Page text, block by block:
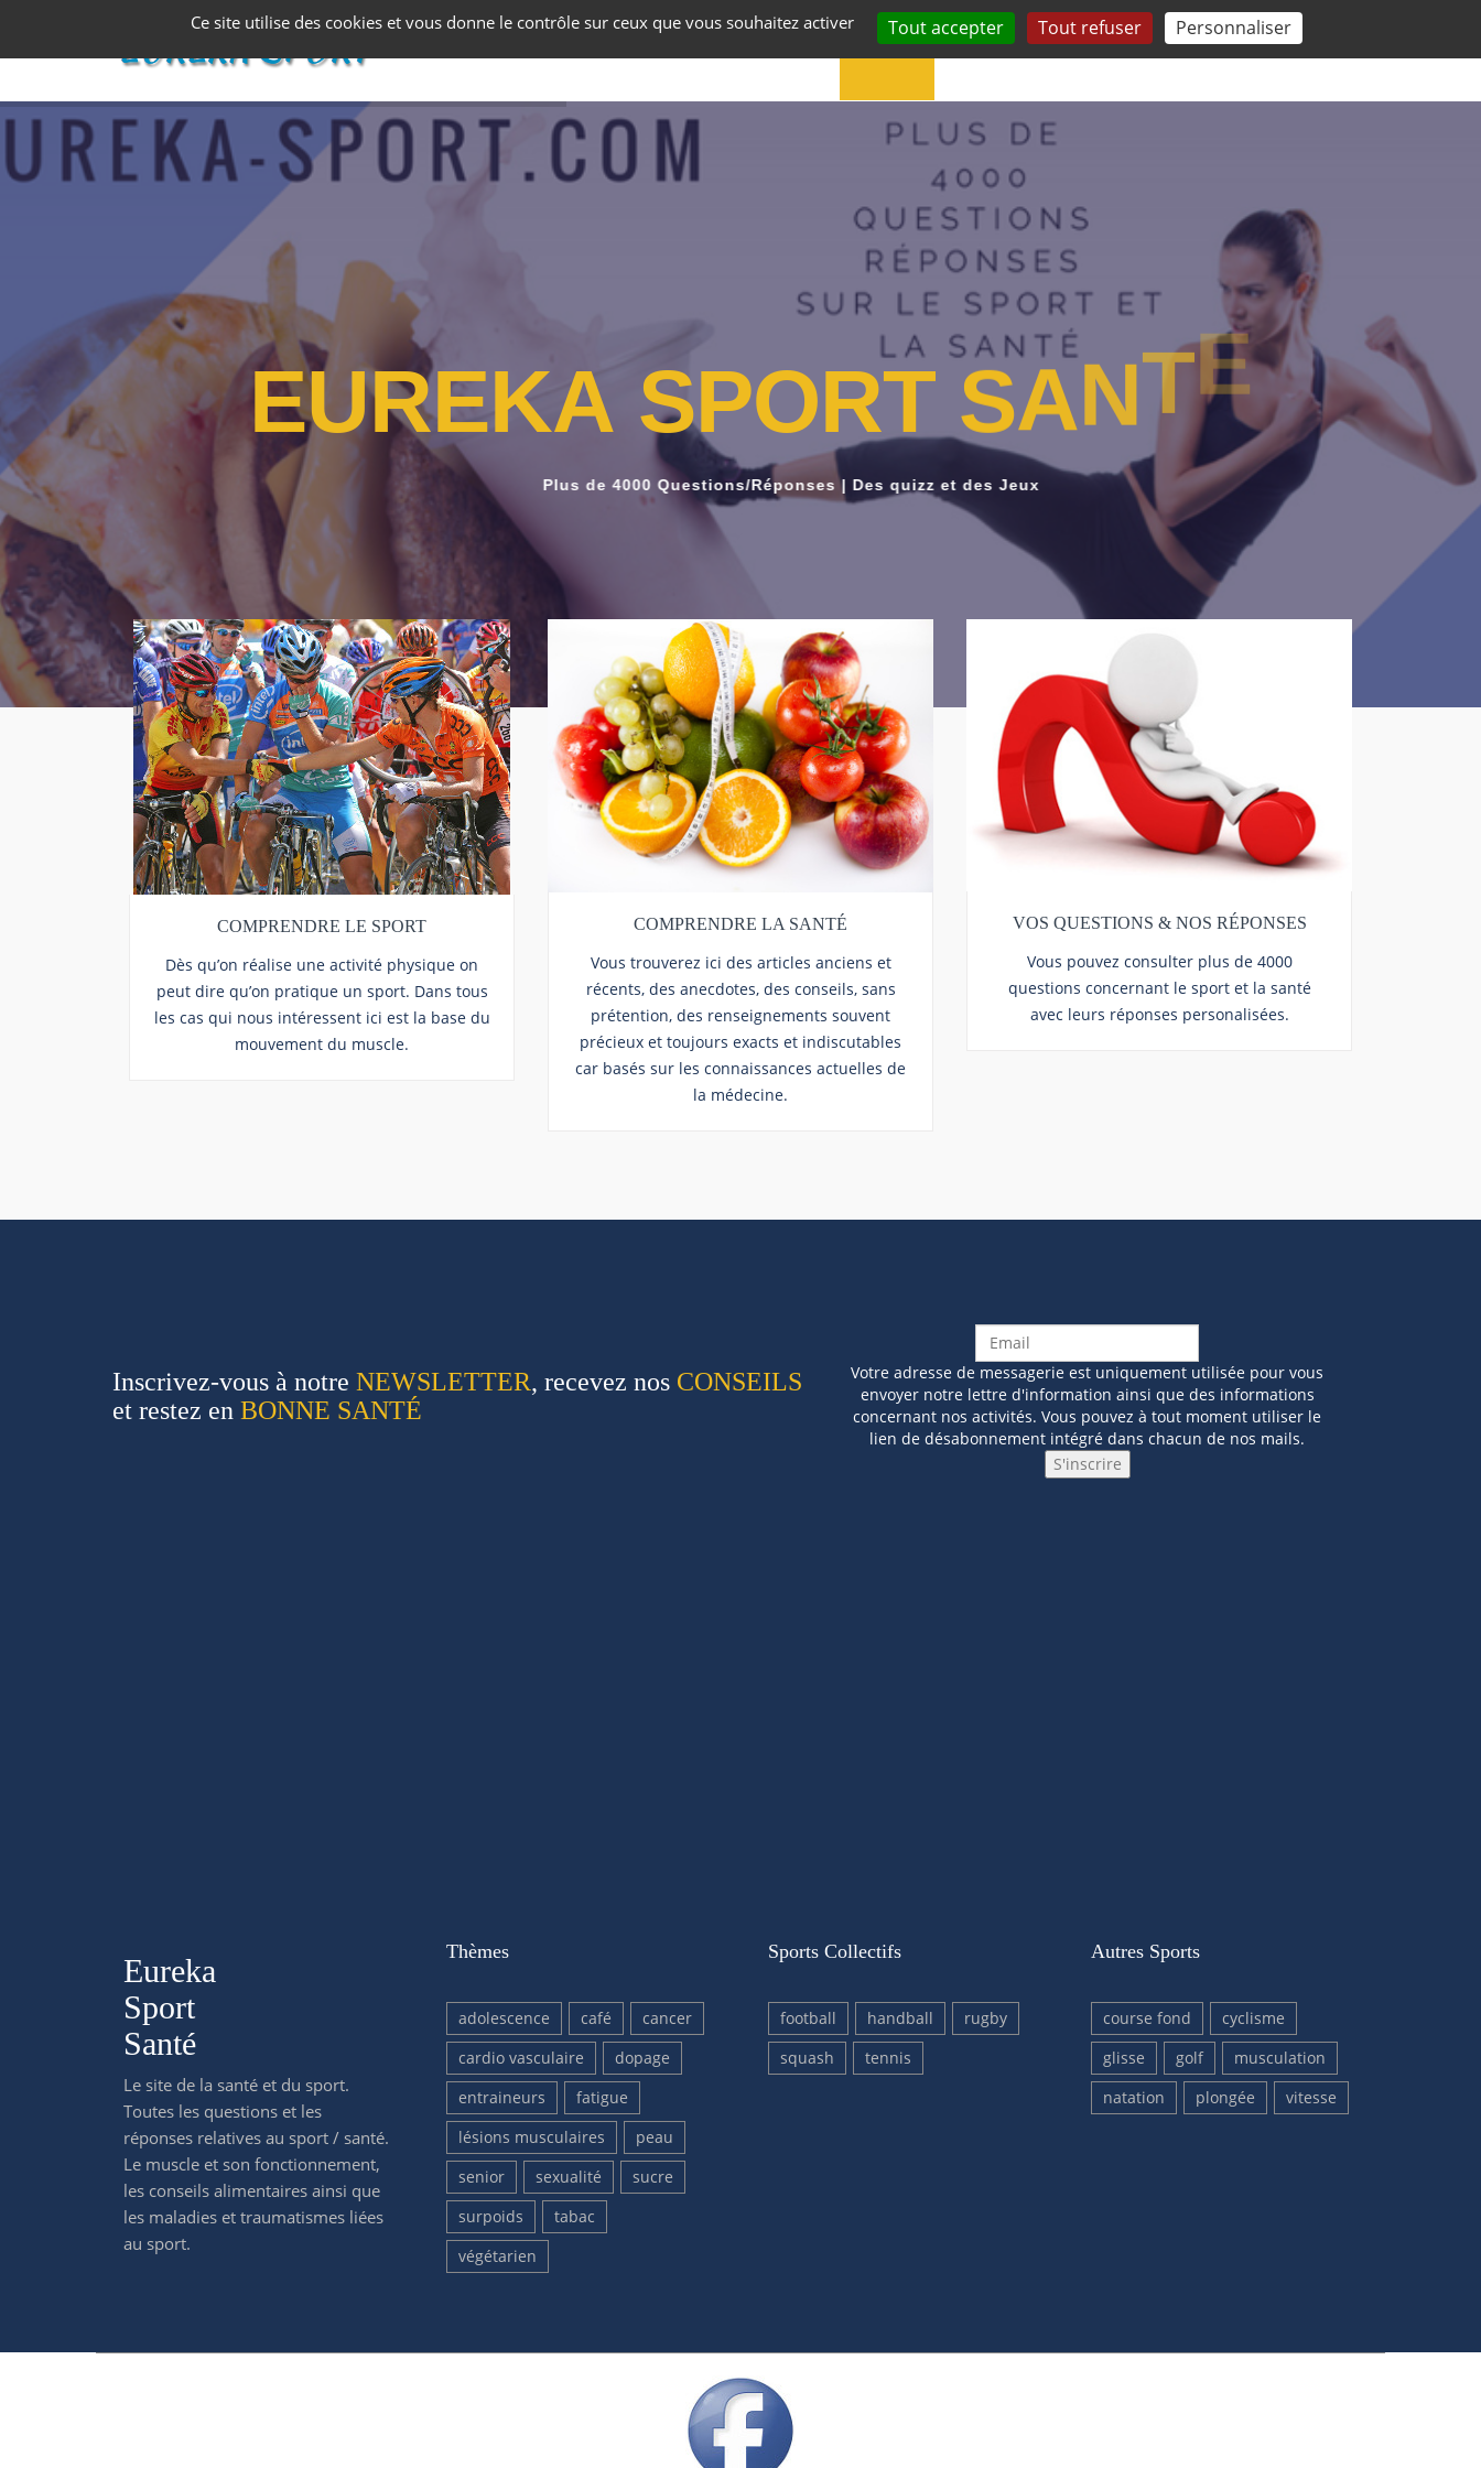
ACCUEIL VOS QUESTIONS TESTEZ-VOUS COMPRENDRE
EUREKA SPORT SAN T E
Plus de 4000 Questions/Réponses | Des quizz et des Jeux
COMPRENDRE LE SPORT
Dès qu’on réalise une activité physique on
peut dire qu’on pratique un sport. Dans tous
les cas qui nous intéressent ici est la base du
mouvement du muscle.
COMPRENDRE LA SANTÉ
Vous trouverez ici des articles anciens et
récents, des anecdotes, des conseils, sans
prétention, des renseignements souvent
précieux et toujours exacts et indiscutables
car basés sur les connaissances actuelles de
la médecine.
VOS QUESTIONS & NOS RÉPONSES
Vous pouvez consulter plus de 4000
questions concernant le sport et la santé
avec leurs réponses personalisées.
Inscrivez-vous à notre NEWSLETTER, recevez nos CONSEILS
et restez en BONNE SANTÉ
Votre adresse de messagerie est uniquement utilisée pour vous
envoyer notre lettre d'information ainsi que des informations
concernant nos activités. Vous pouvez à tout moment utiliser le
lien de désabonnement intégré dans chacun de nos mails.
Eureka
Sport
Santé
Le site de la santé et du sport.
Toutes les questions et les
réponses relatives au sport / santé.
Le muscle et son fonctionnement,
les conseils alimentaires ainsi que
les maladies et traumatismes liées
au sport.
Thèmes
adolescence café
cancer
cardio vasculaire
dopage
entraineurs
fatigue
lésions musculaires
peau
senior
sexualité
sucre
surpoids
tabac
végétarien
Sports Collectifs
football handball
rugby
squash
tennis
Autres Sports
course fond
cyclisme
glisse
golf
musculation
natation
plongée vitesse
Ce site utilise des cookies et vous donne le contrôle sur ceux que vous souhaitez activer Tout accepter Tout refuser Personnaliser